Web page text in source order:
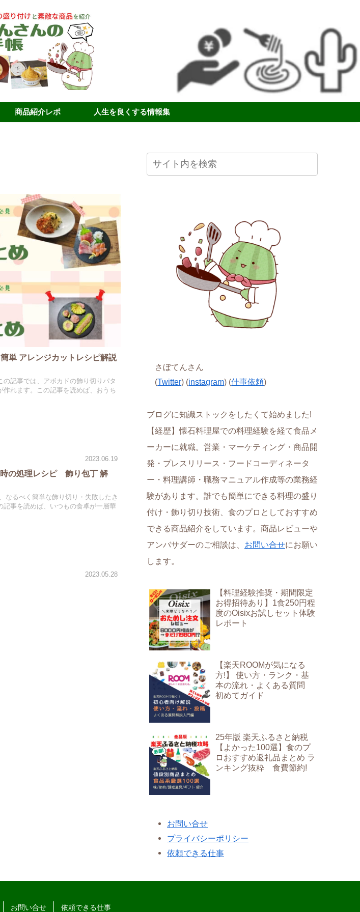
商品紹介レポ 人生を良くする情報集
単 アレンジカットレシピ解説
記事では、アボカドの飾り切りパタ
れます。この記事を読めば、おうち
2023.06.19
時の処理レシピ 飾り包丁 解
なるべく簡単な飾り切り・失敗したき
事を読めば、いつもの食卓が一層華
2023.05.28
さぼてんさん
(Twitter) (instagram) (仕事依頼)
ブログに知識ストックをしたくて始めました!
【経歴】懐石料理屋での料理経験を経て食品メ
ーカーに就職。営業・マーケティング・商品開
発・プレスリリース・フードコーディネータ
ー・料理講師・職務マニュアル作成等の業務経
験があります。誰でも簡単にできる料理の盛り
付け・飾り切り技術、食のプロとしておすすめ
できる商品紹介をしています。商品レビューや
アンバサダーのご相談は、
お問い合せにお願い
します。
【料理経験推奨・期間限定
お得招待あり】1食250円程
度のOisixお試しセット体験
レポート
【楽天ROOMが気になる
方!】 使い方・ランク・基
本の流れ・よくある質問
初めてガイド
25年版 楽天ふるさと納税
【よかった100選】食のプ
ロおすすめ返礼品まとめ ラ
ンキング抜粋 食費節約!
お問い合せ
プライバシーポリシー
依頼できる仕事
お問い合せ 依頼できる仕事